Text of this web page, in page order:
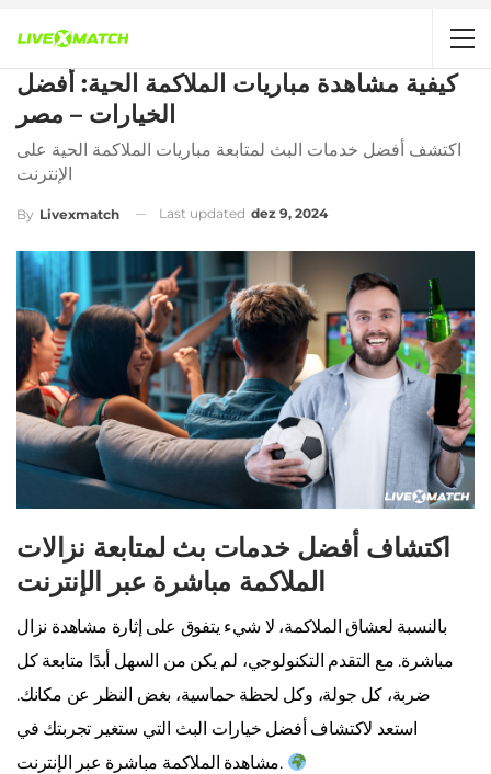
كيفية مشاهدة مباريات الملاكمة الحية: أفضل
الخيارات – مصر
اكتشف أفضل خدمات البث لمتابعة مباريات الملاكمة الحية على
الإنترنت
By Livexmatch Last updated dez 9, 2024
اكتشاف أفضل خدمات بث لمتابعة نزالات
الملاكمة مباشرة عبر الإنترنت
بالنسبة لعشاق الملاكمة، لا شيء يتفوق على إثارة مشاهدة نزال
مباشرة. مع التقدم التكنولوجي، لم يكن من السهل أبدًا متابعة كل
ضربة، كل جولة، وكل لحظة حماسية، بغض النظر عن مكانك.
استعد لاكتشاف أفضل خيارات البث التي ستغير تجربتك في
مشاهدة الملاكمة مباشرة عبر الإنترنت.